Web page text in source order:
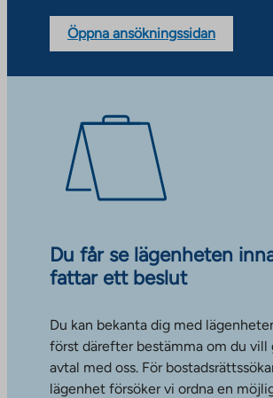
Öppna ansökningssidan
Du får se lägenheten
fattar ett beslut
Du kan bekanta dig med
först därefter bestämma om du vill
avtal med oss. För
lägenhet försöker vi ordna en